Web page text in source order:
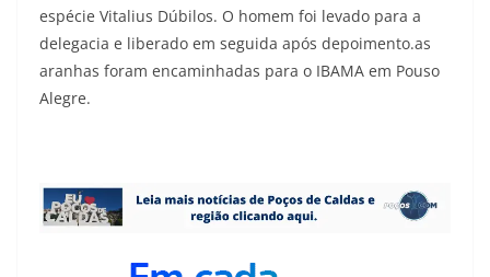
espécie Vitalius Dúbilos. O homem foi levado para a
delegacia e liberado em seguida após depoimento.as
aranhas foram encaminhadas para o IBAMA em Pouso
Alegre.